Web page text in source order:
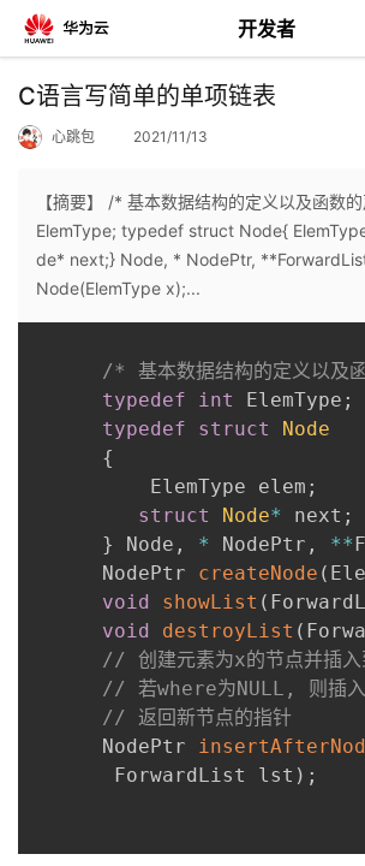
开发者
返
个
C语言写简单的单项链表
心跳包 2021/11/13
【摘要】 /* 基本数据结构的定义以及函数
ElemType; typedef struct Node{
de* next;} Node, * NodePtr,
Node(ElemType x);...
/* 基本数据结构的定义以及
typedef
int ElemType ;
typedef
struct
Node
{
          ElemType elem
;
struct
Node* next ;
}
Node , * NodePtr , **
      NodePtr
createNode (
void
showList (
void
destroyList (
// 创建元素为x的节点并插入
// 若where为NULL, 则插入
// 返回新节点的指针
      NodePtr
       ForwardList lst
) ;